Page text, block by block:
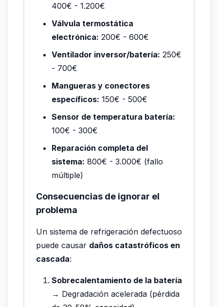
400€ - 1.200€
Válvula termostática
electrónica: 200€ - 600€
Ventilador inversor/batería: 250€
- 700€
Mangueras y conectores
específicos: 150€ - 500€
Sensor de temperatura batería:
100€ - 300€
Reparación completa del
sistema: 800€ - 3.000€ (fallo
múltiple)
Consecuencias de ignorar el
problema
Un sistema de refrigeración defectuoso
puede causar daños catastróficos en
cascada:
Sobrecalentamiento de la batería
→ Degradación acelerada (pérdida